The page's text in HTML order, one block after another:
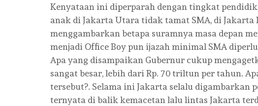
Kenyataan ini diperparah dengan tingkat
anak di Jakarta Utara tidak tamat SMA, di
menggambarkan betapa suramnya masa depan
menjadi Office Boy pun ijazah minimal SMA
Apa yang disampaikan Gubernur cukup
sangat besar, lebih dari Rp. 70 triltun per tahun.
tersebut?. Selama ini Jakarta selalu digambarkan
ternyata di balik kemacetan lalu lintas Jakarta